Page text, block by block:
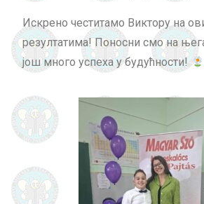
Искрено честитамо Виктору на
резултатима! Поносни смо на
још много успеха у будућности!